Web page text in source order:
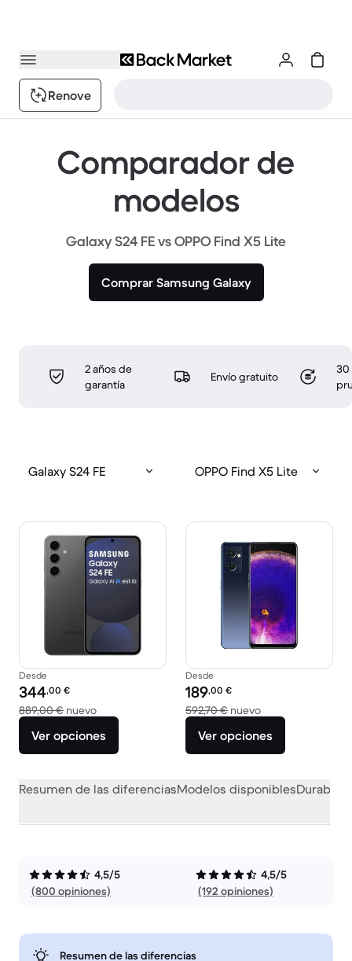
Renove
Comparador de
modelos
Galaxy S24 FE vs OPPO Find X5 Lite
Comprar Samsung Galaxy
2 años de
garantía
Envío gratuito
30
Galaxy S24 FE OPPO Find X5 Lite
Desde
Precio reacondicionado:
344,00 €
889,00 € nuevoEl dispositivo nuevo vale 889,00 €
Ver opciones
Desde
Precio reacondicionado:
189,00 €
592,70 € nuevoEl dispositivo
Ver opciones
Resumen de las diferenciasModelos disponibles
4,5/5
(800 opiniones)
4,5/5
(192 opiniones)
Resumen de las diferencias